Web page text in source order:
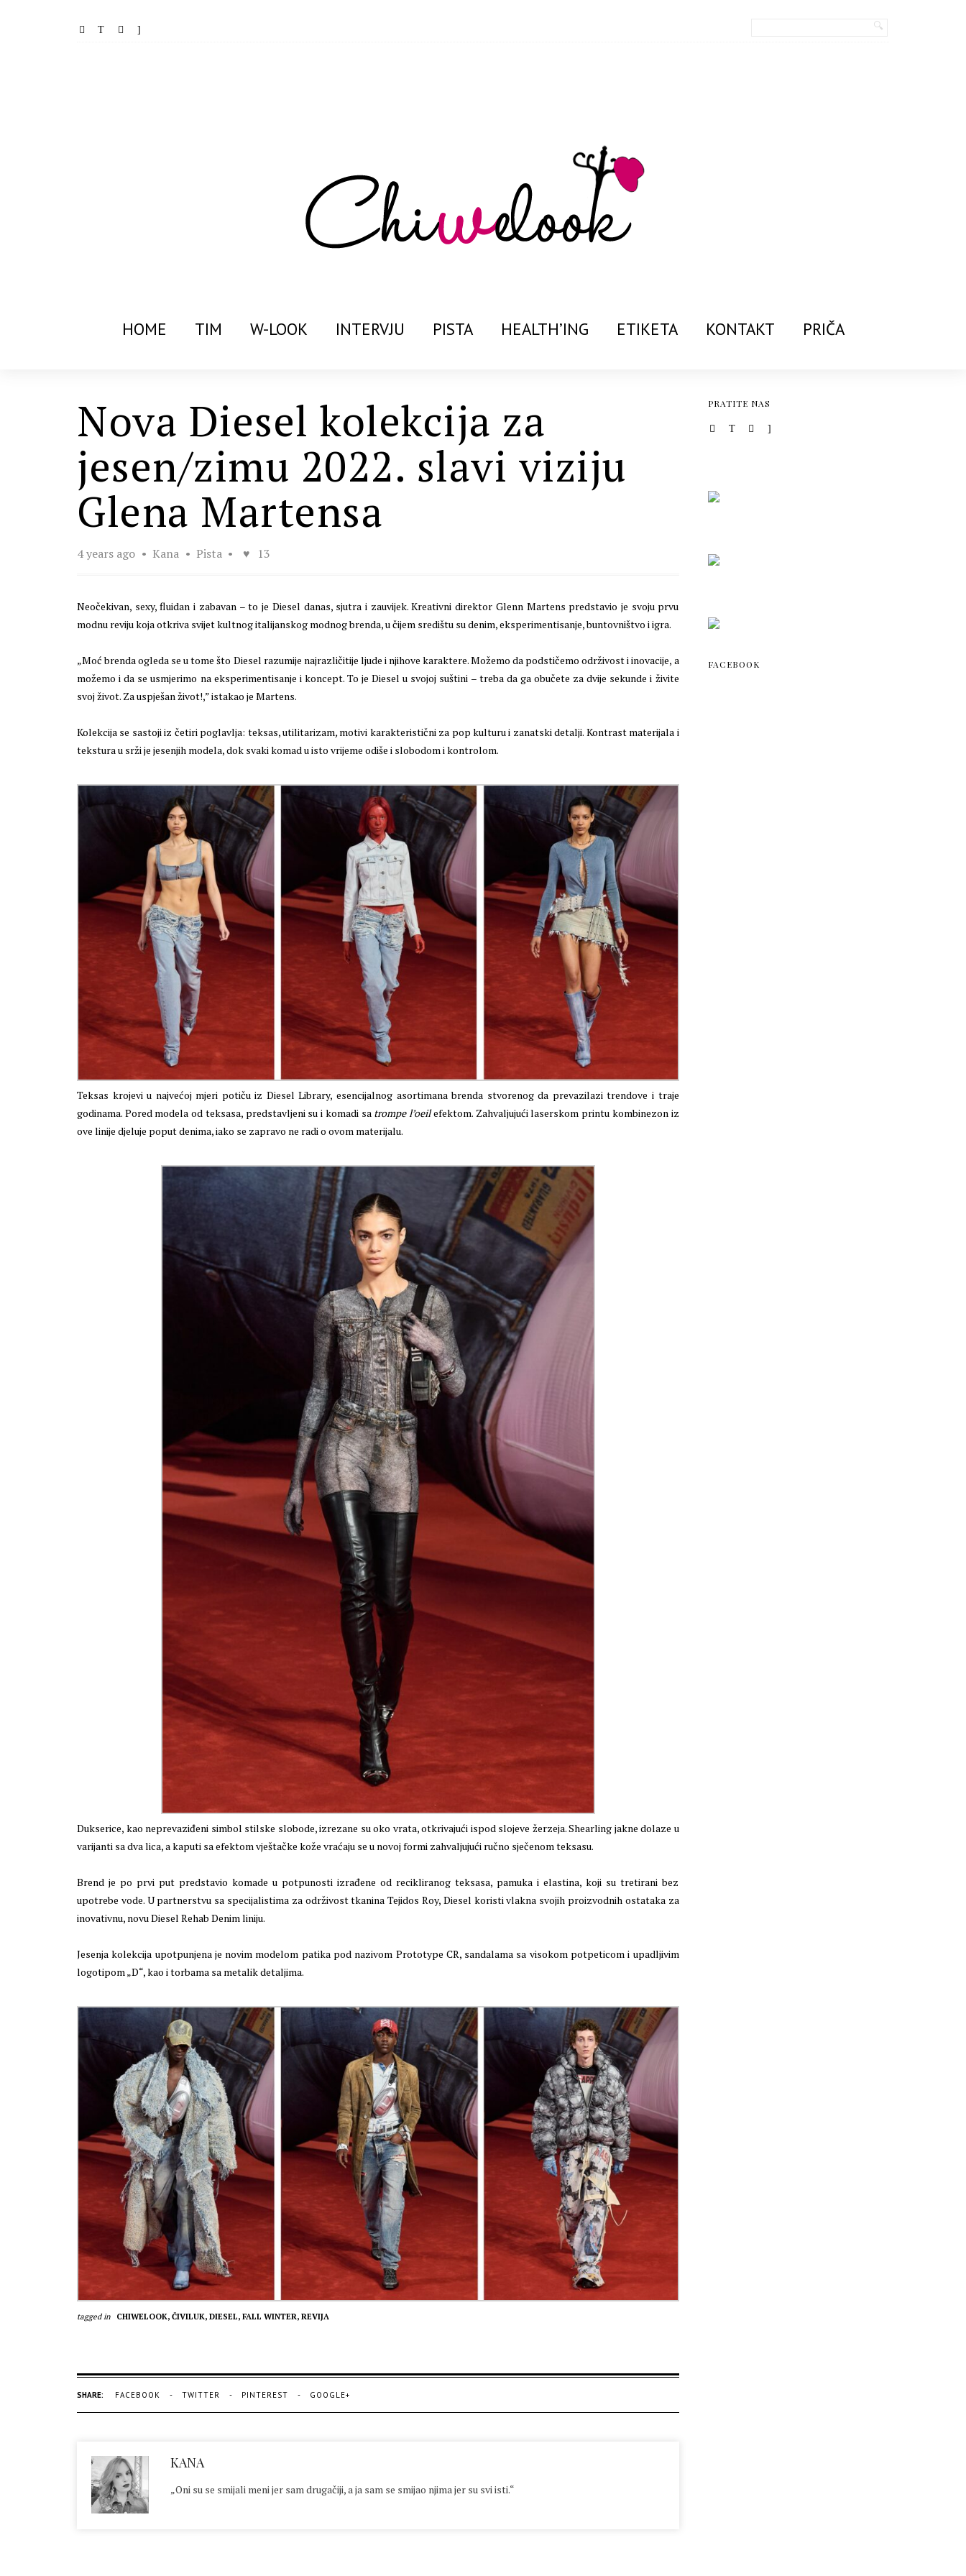
HOME TIM W-LOOK INTERVJU PISTA HEALTH’ING ETIKETA KONTAKT PRIČA
Nova Diesel kolekcija za
jesen/zimu 2022. slavi viziju
Glena Martensa
4 years ago Kana Pista 13
Neočekivan, sexy, fluidan i zabavan – to je Diesel danas, sjutra i zauvijek. Kreativni direktor Glenn Martens predstavio je svoju prvu
modnu reviju koja otkriva svijet kultnog italijanskog modnog brenda, u čijem središtu su denim, eksperimentisanje, buntovništvo i igra.
„Moć brenda ogleda se u tome što Diesel razumije najrazličitije ljude i njihove karaktere. Možemo da podstičemo održivost i inovacije, a
možemo i da se usmjerimo na eksperimentisanje i koncept. To je Diesel u svojoj suštini – treba da ga obučete za dvije sekunde i živite
svoj život. Za uspješan život!,” istakao je Martens.
Kolekcija se sastoji iz četiri poglavlja: teksas, utilitarizam,motivi karakteristični za pop kulturu i zanatski detalji. Kontrast materijala i
tekstura u srži je jesenjih modela, dok svaki komad u isto vrijeme odiše i slobodom i kontrolom.
Teksas krojevi u najvećoj mjeri potiču iz Diesel Library, esencijalnog asortimana brenda stvorenog da prevazilazi trendove i traje
godinama. Pored modela od teksasa, predstavljeni su i komadi sa trompe l’oeilefektom. Zahvaljujući laserskom printu kombinezon iz
ove linije djeluje poput denima, iako se zapravo ne radi o ovom materijalu.
Dukserice, kao neprevaziđeni simbol stilske slobode, izrezane su oko vrata, otkrivajući ispod slojeve žerzeja. Shearling jakne dolaze u
varijanti sa dva lica, a kaputi sa efektom vještačke kože vraćaju se u novoj formi zahvaljujući ručno sječenom teksasu.
Brend je po prvi put predstavio komade u potpunosti izrađene od recikliranog teksasa, pamuka i elastina, koji su tretirani bez
upotrebe vode. U partnerstvu sa specijalistima za održivost tkanina Tejidos Roy, Diesel koristi vlakna svojih proizvodnih ostataka za
inovativnu, novu Diesel Rehab Denim liniju.
Jesenja kolekcija upotpunjena je novim modelom patika pod nazivom Prototype CR, sandalama sa visokom potpeticom i upadljivim
logotipom „D“, kao i torbama sa metalik detaljima.
tagged in CHIWELOOK, ČIVILUK, DIESEL, FALL WINTER, REVIJA
SHARE: FACEBOOK TWITTER PINTEREST GOOGLE+
KANA
„Oni su se smijali meni jer sam drugačiji, a ja sam se smijao njima jer su svi isti.“
PRATITE NAS
FACEBOOK